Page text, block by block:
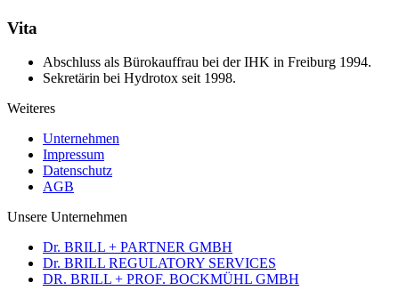
Vita
Abschluss als Bürokauffrau bei der IHK in Freiburg 1994.
Sekretärin bei Hydrotox seit 1998.
Weiteres
Unternehmen
Impressum
Datenschutz
AGB
Unsere Unternehmen
Dr. BRILL + PARTNER GMBH
Dr. BRILL REGULATORY SERVICES
DR. BRILL + PROF. BOCKMÜHL GMBH